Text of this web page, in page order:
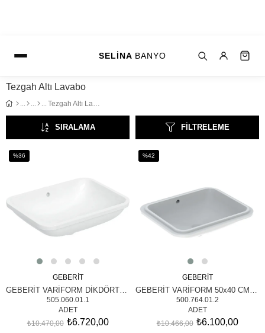
SELİNA BANYO
Tezgah Altı Lavabo
Tezgah Altı Lavabo
FILTRELEME
SIRALAMA
SEPETE EKLE
%36
GEBERİT
GEBERİT VARİFORM DİKDÖRTGEN TEZGAH ALTI LAVABO
505.060.01.1
ADET
₺6.720,00
₺10.470,00
SEPETE EKLE
%42
GEBERİT
GEBERİT VARİFORM 50x40 CM TEZGAH ALTI LAVABO
500.764.01.2
ADET
₺6.100,00
₺10.466,00